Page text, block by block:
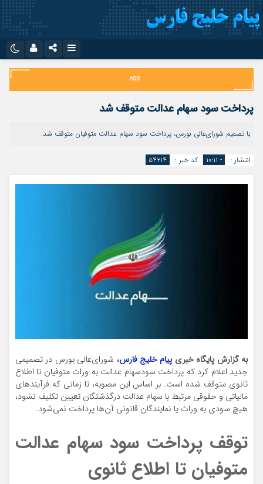
اینستاگرام
تلگرام
سروش
ایتا
نام کاربری یا نشانی ایمیل
رمز عبور
مرا به خاطر بسپار
پرداخت سود سهام عدالت متوقف شد
با تصمیم شورای‌عالی بورس، پرداخت سود سهام عدالت متوفیان متوقف شد.
انتشار : - ۱۰:۱۱ کد خبر : ۵۴۲۱۴
به گزارش پایگاه خبریپیام خلیج فارس، شورای‌عالی بورس در تصمیمی
جدید اعلام کرد که پرداخت سودسهام عدالت به وراث متوفیان تا اطلاع
ثانوی متوقف شده است. بر اساس این مصوبه، تا زمانی که فرآیندهای
مالیاتی و حقوقی مرتبط با سهام عدالت درگذشتگان تعیین تکلیف نشود،
هیچ سودی به وراث یا نمایندگان قانونی آن‌ها پرداخت نمی‌شود.
توقف پرداخت سود سهام عدالت
متوفیان تا اطلاع ثانوی